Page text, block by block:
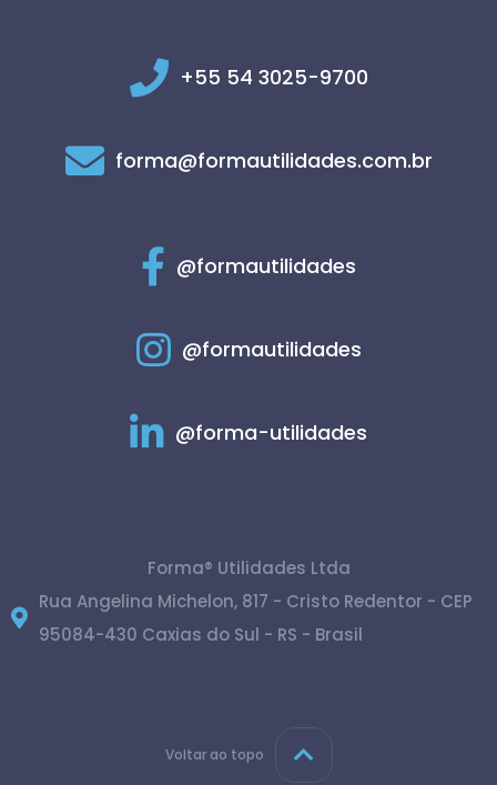
+55 54 3025-9700
forma@formautilidades.com.br
@formautilidades
@formautilidades
@forma-utilidades
Forma® Utilidades Ltda
Rua Angelina Michelon, 817 - Cristo Redentor - CEP
95084-430 Caxias do Sul - RS - Brasil
Voltar ao topo